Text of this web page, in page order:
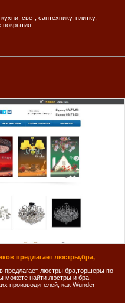
свет, сантехнику, плитку,
покрытия.
предлагает люстры,бра,
предлагает люстры,бра,торшеры по
найти люстры и бра,
производителей, как Wunder